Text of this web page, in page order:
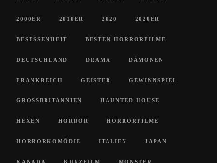
2000ER 2010ER 2020 2020ER
BESESSENHEIT BESTEN HORRORFILME
DEUTSCHLAND DRAMA DÄMONEN
FRANKREICH GEISTER GEWINNSPIEL
GROSSBRITANNIEN HAUNTED HOUSE
HEXEN HORROR HORRORFILME
HORRORKOMÖDIE ITALIEN JAPAN
KANADA KURZFILM MONSTER